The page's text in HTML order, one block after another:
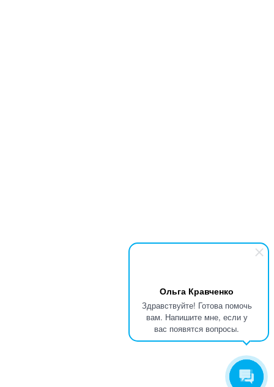
Ольга Кравченко
Здравствуйте! Готова помочь
вам. Напишите мне, если у
вас появятся вопросы.